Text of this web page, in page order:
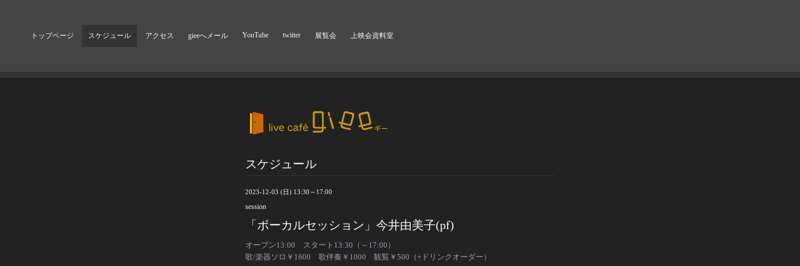
トップページ スケジュール アクセス gieeへメール YouTube twitter 展覧会 上映会資料室
スケジュール
2023-12-03 (日) 13:30～17:00
session
「ボーカルセッション」今井由美子(pf)
オープン13:00 スタート13:30（～17:00）
歌/楽器ソロ￥1600 歌伴奏￥1000 観覧￥500（+ドリンクオーダー）